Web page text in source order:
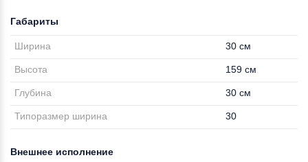
Габариты
Ширина 30 см
Высота 159 см
Глубина 30 см
Типоразмер ширина 30
Внешнее исполнение